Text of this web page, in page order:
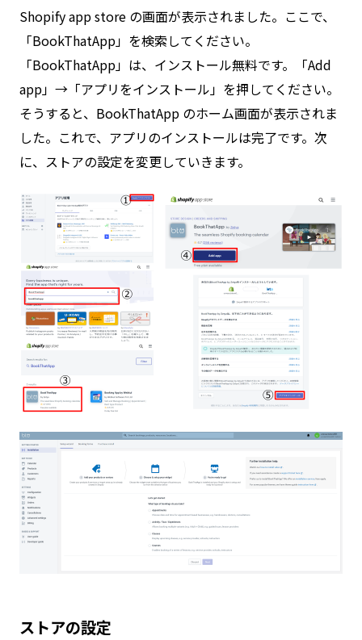
Shopify app store の画面が表示されました。ここで、
「BookThatApp」を検索してください。
「BookThatApp」は、インストール無料です。「Add
app」→「アプリをインストール」を押してください。
そうすると、BookThatApp のホーム画面が表示されま
した。これで、アプリのインストールは完了です。次
に、ストアの設定を変更していきます。
ストアの設定